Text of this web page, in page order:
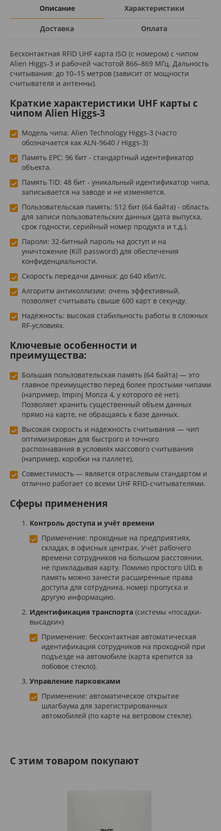
Описание Характеристики
Доставка Оплата
Бесконтактная RFID UHF карта ISO (с номером) с чипом
Alien Higgs-3 и рабочей частотой 866–869 МГц. Дальность
считывания: до 10–15 метров (зависит от мощности
считывателя и антенны).
Краткие характеристики UHF карты с
чипом Alien Higgs-3
Модель чипа: Alien Technology Higgs-3 (часто
обозначается как ALN-9640 / Higgs-3)
Память EPC: 96 бит - стандартный идентификатор
объекта.
Память TID: 48 бит - уникальный идентификатор чипа,
записывается на заводе и не изменяется.
Пользовательская память: 512 бит (64 байта) - область
для записи пользовательских данных (дата выпуска,
срок годности, серийный номер продукта и т.д.).
Пароли: 32-битный пароль на доступ и на
уничтожение (Kill password) для обеспечения
конфиденциальности.
Скорость передачи данных: до 640 кбит/с.
Алгоритм антиколлизии: очень эффективный,
позволяет считывать свыше 600 карт в секунду.
Надёжность: высокая стабильность работы в сложных
RF-условиях.
Ключевые особенности и
преимущества:
Большая пользовательская память (64 байта) — это
главное преимущество перед более простыми чипами
(например, Impinj Monza 4, у которого её нет).
Позволяет хранить существенный объем данных
прямо на карте, не обращаясь к базе данных.
Высокая скорость и надежность считывания — чип
оптимизирован для быстрого и точного
распознавания в условиях массового считывания
(например, коробки на паллете).
Совместимость — является отраслевым стандартом и
отлично работает со всеми UHF RFID-считывателями.
Сферы применения
Контроль доступа и учёт времени
Применение: проходные на предприятиях,
складах, в офисных центрах. Учёт рабочего
времени сотрудников на большом расстоянии,
не прикладывая карту. Помимо простого UID, в
память можно занести расширенные права
доступа для сотрудника, номер пропуска и
другую информацию.
Идентификация транспорта (системы «посадки-
высадки»)
Применение: бесконтактная автоматическая
идентификация сотрудников на проходной при
подъезде на автомобиле (карта крепится за
лобовое стекло).
Управление парковками
Применение: автоматическое открытие
шлагбаума для зарегистрированных
автомобилей (по карте на ветровом стекле).
C этим товаром покупают